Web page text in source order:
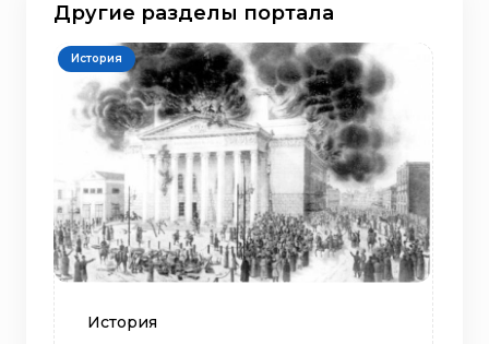
Другие разделы портала
История
История